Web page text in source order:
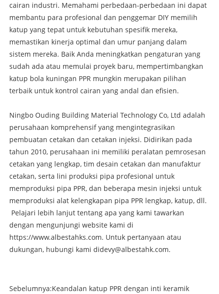
cairan industri. Memahami perbedaan-perbedaan ini dapat
membantu para profesional dan penggemar DIY memilih
katup yang tepat untuk kebutuhan spesifik mereka,
memastikan kinerja optimal dan umur panjang dalam
sistem mereka. Baik Anda meningkatkan pengaturan yang
sudah ada atau memulai proyek baru, mempertimbangkan
katup bola kuningan PPR mungkin merupakan pilihan
terbaik untuk kontrol cairan yang andal dan efisien.
Ningbo Ouding Building Material Technology Co, Ltd adalah
perusahaan komprehensif yang mengintegrasikan
pembuatan cetakan dan cetakan injeksi. Didirikan pada
tahun 2010, perusahaan ini memiliki peralatan pemrosesan
cetakan yang lengkap, tim desain cetakan dan manufaktur
cetakan, serta lini produksi pipa profesional untuk
memproduksi pipa PPR, dan beberapa mesin injeksi untuk
memproduksi alat kelengkapan pipa PPR lengkap, katup, dll.
Pelajari lebih lanjut tentang apa yang kami tawarkan
dengan mengunjungi website kami di
https://www.albestahks.com. Untuk pertanyaan atau
dukungan, hubungi kami didevy@albestahk.com.
Sebelumnya:Keandalan katup PPR dengan inti keramik